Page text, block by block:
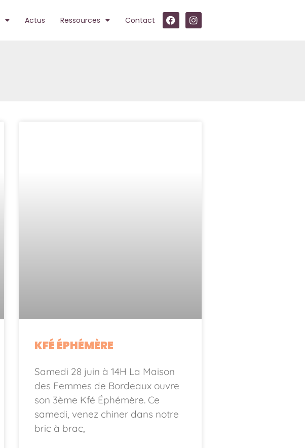
Actus Ressources Contact
KFÉ ÉPHÉMÈRE
Samedi 28 juin à 14H La Maison
des Femmes de Bordeaux ouvre
son 3ème Kfé Éphémère. Ce
samedi, venez chiner dans notre
bric à brac,